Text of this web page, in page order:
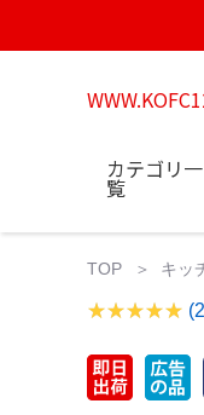
カテゴリ一
覧
TOP キッ